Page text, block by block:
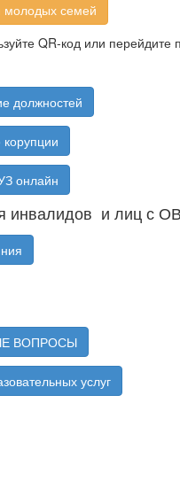
молодых семей
QR-код или перейдите
должностей
онлайн
инвалидов и лиц с
ВОПРОСЫ
услуг